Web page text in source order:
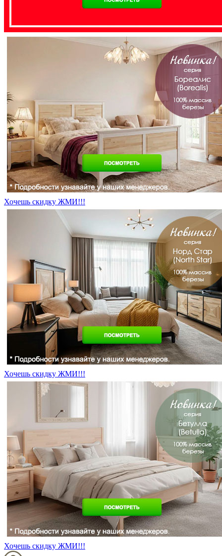
Хочешь скидку ЖМИ!!!
Хочешь скидку ЖМИ!!!
Хочешь скидку ЖМИ!!!